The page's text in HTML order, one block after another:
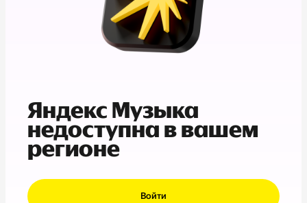
Яндекс Музыка
недоступна в вашем
регионе
Войти